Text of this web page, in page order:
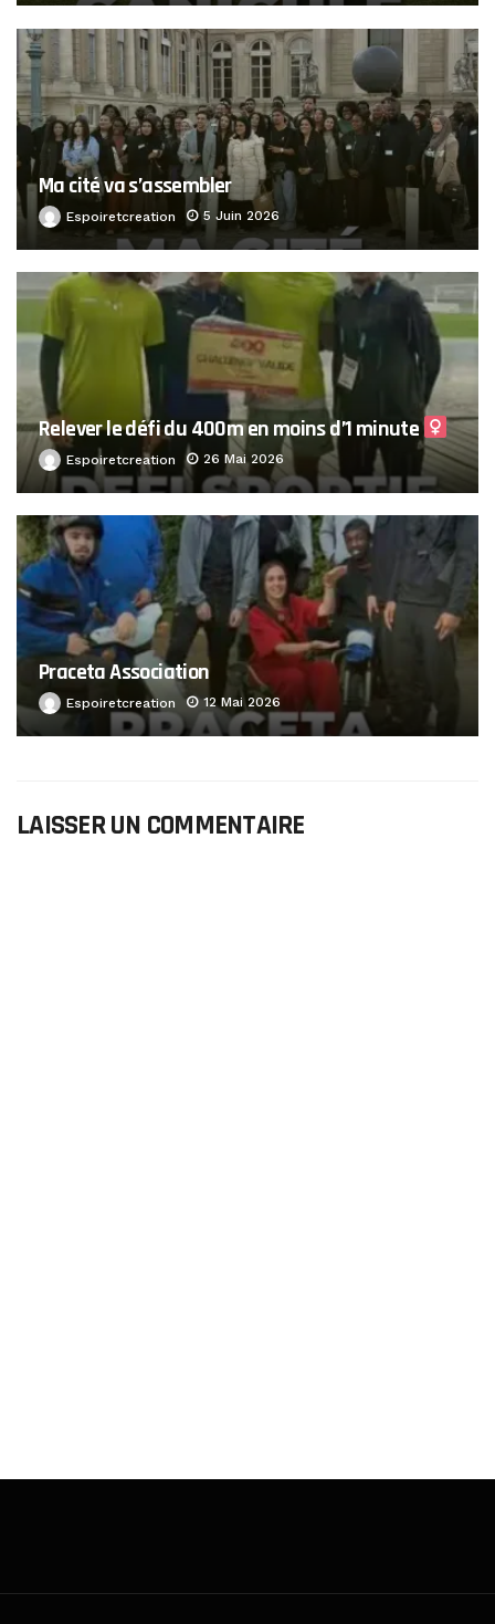
Ma cité va s’assembler
Espoiretcreation 5 Juin 2026
Relever le défi du 400m en moins d’1 minute ‍
Espoiretcreation 26 Mai 2026
Praceta Association
Espoiretcreation 12 Mai 2026
LAISSER UN COMMENTAIRE